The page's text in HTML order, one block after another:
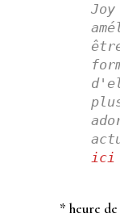
Joy
ici
* heure